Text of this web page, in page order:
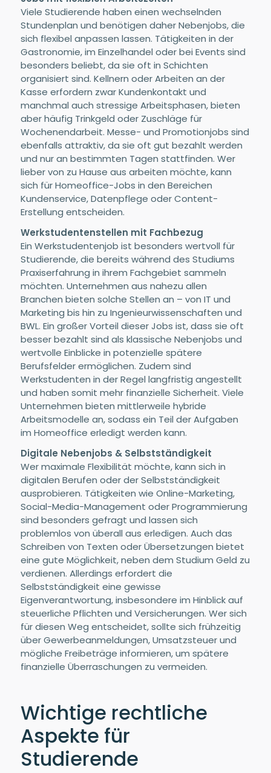
Viele Studierende haben einen wechselnden
Stundenplan und benötigen daher Nebenjobs, die
sich flexibel anpassen lassen. Tätigkeiten in der
Gastronomie, im Einzelhandel oder bei Events sind
besonders beliebt, da sie oft in Schichten
organisiert sind. Kellnern oder Arbeiten an der
Kasse erfordern zwar Kundenkontakt und
manchmal auch stressige Arbeitsphasen, bieten
aber häufig Trinkgeld oder Zuschläge für
Wochenendarbeit. Messe- und Promotionjobs sind
ebenfalls attraktiv, da sie oft gut bezahlt werden
und nur an bestimmten Tagen stattfinden. Wer
lieber von zu Hause aus arbeiten möchte, kann
sich für Homeoffice-Jobs in den Bereichen
Kundenservice, Datenpflege oder Content-
Erstellung entscheiden.
Werkstudentenstellen mit Fachbezug
Ein Werkstudentenjob ist besonders wertvoll für
Studierende, die bereits während des Studiums
Praxiserfahrung in ihrem Fachgebiet sammeln
möchten. Unternehmen aus nahezu allen
Branchen bieten solche Stellen an – von IT und
Marketing bis hin zu Ingenieurwissenschaften und
BWL. Ein großer Vorteil dieser Jobs ist, dass sie oft
besser bezahlt sind als klassische Nebenjobs und
wertvolle Einblicke in potenzielle spätere
Berufsfelder ermöglichen. Zudem sind
Werkstudenten in der Regel langfristig angestellt
und haben somit mehr finanzielle Sicherheit. Viele
Unternehmen bieten mittlerweile hybride
Arbeitsmodelle an, sodass ein Teil der Aufgaben
im Homeoffice erledigt werden kann.
Digitale Nebenjobs & Selbstständigkeit
Wer maximale Flexibilität möchte, kann sich in
digitalen Berufen oder der Selbstständigkeit
ausprobieren. Tätigkeiten wie Online-Marketing,
Social-Media-Management oder Programmierung
sind besonders gefragt und lassen sich
problemlos von überall aus erledigen. Auch das
Schreiben von Texten oder Übersetzungen bietet
eine gute Möglichkeit, neben dem Studium Geld zu
verdienen. Allerdings erfordert die
Selbstständigkeit eine gewisse
Eigenverantwortung, insbesondere im Hinblick auf
steuerliche Pflichten und Versicherungen. Wer sich
für diesen Weg entscheidet, sollte sich frühzeitig
über Gewerbeanmeldungen, Umsatzsteuer und
mögliche Freibeträge informieren, um spätere
finanzielle Überraschungen zu vermeiden.
Wichtige rechtliche
Aspekte für
Studierende